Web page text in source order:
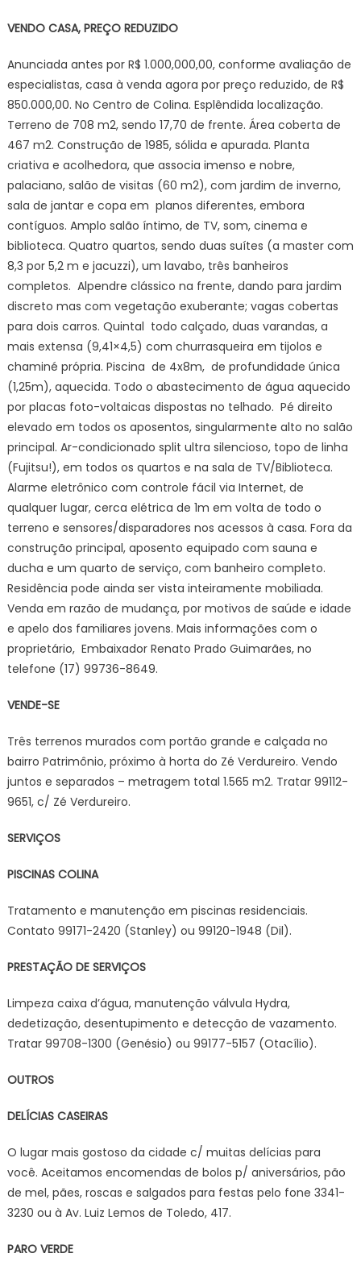
VENDO CASA, PREÇO REDUZIDO
Anunciada antes por R$ 1.000,000,00, conforme avaliação de
especialistas, casa à venda agora por preço reduzido, de R$
850.000,00. No Centro de Colina. Esplêndida localização.
Terreno de 708 m2, sendo 17,70 de frente. Área coberta de
467 m2. Construção de 1985, sólida e apurada. Planta
criativa e acolhedora, que associa imenso e nobre,
palaciano, salão de visitas (60 m2), com jardim de inverno,
sala de jantar e copa em planos diferentes, embora
contíguos. Amplo salão íntimo, de TV, som, cinema e
biblioteca. Quatro quartos, sendo duas suítes (a master com
8,3 por 5,2 m e jacuzzi), um lavabo, três banheiros
completos. Alpendre clássico na frente, dando para jardim
discreto mas com vegetação exuberante; vagas cobertas
para dois carros. Quintal todo calçado, duas varandas, a
mais extensa (9,41×4,5) com churrasqueira em tijolos e
chaminé própria. Piscina de 4x8m, de profundidade única
(1,25m), aquecida. Todo o abastecimento de água aquecido
por placas foto-voltaicas dispostas no telhado. Pé direito
elevado em todos os aposentos, singularmente alto no salão
principal. Ar-condicionado split ultra silencioso, topo de linha
(Fujitsu!), em todos os quartos e na sala de TV/Biblioteca.
Alarme eletrônico com controle fácil via Internet, de
qualquer lugar, cerca elétrica de 1m em volta de todo o
terreno e sensores/disparadores nos acessos à casa. Fora da
construção principal, aposento equipado com sauna e
ducha e um quarto de serviço, com banheiro completo.
Residência pode ainda ser vista inteiramente mobiliada.
Venda em razão de mudança, por motivos de saúde e idade
e apelo dos familiares jovens. Mais informações com o
proprietário, Embaixador Renato Prado Guimarães, no
telefone (17) 99736-8649.
VENDE-SE
Três terrenos murados com portão grande e calçada no
bairro Patrimônio, próximo à horta do Zé Verdureiro. Vendo
juntos e separados – metragem total 1.565 m2. Tratar 99112-
9651, c/ Zé Verdureiro.
SERVIÇOS
PISCINAS COLINA
Tratamento e manutenção em piscinas residenciais.
Contato 99171-2420 (Stanley) ou 99120-1948 (Dil).
PRESTAÇÃO DE SERVIÇOS
Limpeza caixa d’água, manutenção válvula Hydra,
dedetização, desentupimento e detecção de vazamento.
Tratar 99708-1300 (Genésio) ou 99177-5157 (Otacílio).
OUTROS
DELÍCIAS CASEIRAS
O lugar mais gostoso da cidade c/ muitas delícias para
você. Aceitamos encomendas de bolos p/ aniversários, pão
de mel, pães, roscas e salgados para festas pelo fone 3341-
3230 ou à Av. Luiz Lemos de Toledo, 417.
PARO VERDE